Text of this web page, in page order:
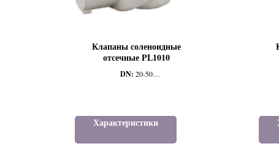
Клапаны соленоидные
отсечные PL1010
DN: 20-50
Характеристики